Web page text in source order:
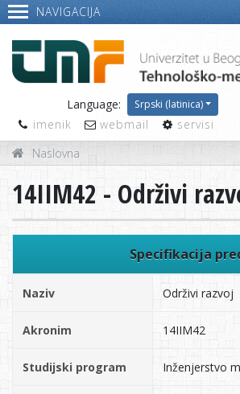
NAVIGACIJA
Language: Srpski (latinica)
imenik webmail
servisi
Naslovna
14IIM42 - Održivi
Specifikacija
Naziv Održivi razvoj
Akronim 14IIM42
Studijski program Inženjerstvo